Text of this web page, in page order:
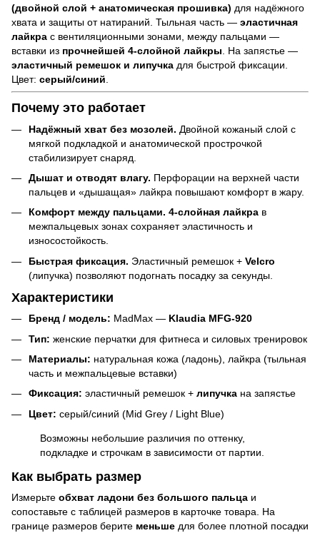
(двойной слой + анатомическая прошивка) для надёжного
хвата и защиты от натираний. Тыльная часть — эластичная
лайкра с вентиляционными зонами, между пальцами —
вставки из прочнейшей 4-слойной лайкры . На запястье —
эластичный ремешок и липучка для быстрой фиксации.
Цвет: серый/синий
Почему это работает
Надёжный хват без мозолей. Двойной кожаный слой с
мягкой подкладкой и анатомической прострочкой
стабилизирует снаряд.
Дышат и отводят влагу. Перфорации на верхней части
пальцев и «дышащая» лайкра повышают комфорт в жару.
Комфорт между пальцами. 4-слойная лайкра в
межпальцевых зонах сохраняет эластичность и
износостойкость.
Быстрая фиксация. Эластичный ремешок + Velcro
(липучка) позволяют подогнать посадку за секунды.
Характеристики
Бренд / модель: MadMax — Klaudia MFG-920
Тип: женские перчатки для фитнеса и силовых тренировок
Материалы: натуральная кожа (ладонь), лайкра (тыльная
часть и межпальцевые вставки)
Фиксация: эластичный ремешок + липучка на запястье
Цвет: серый/синий (Mid Grey / Light Blue)
Возможны небольшие различия по оттенку,
подкладке и строчкам в зависимости от партии.
Как выбрать размер
Измерьте обхват ладони без большого пальца и
сопоставьте с таблицей размеров в карточке товара. На
границе размеров берите меньше для более плотной посадки